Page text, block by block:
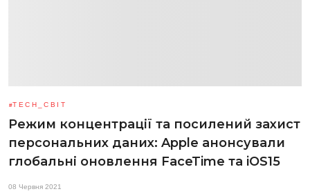
TECH_СВІТ
Режим концентрації та посилений захист
персональних даних: Apple анонсували
глобальні оновлення FaceTime та iOS15
08 Червня 2021